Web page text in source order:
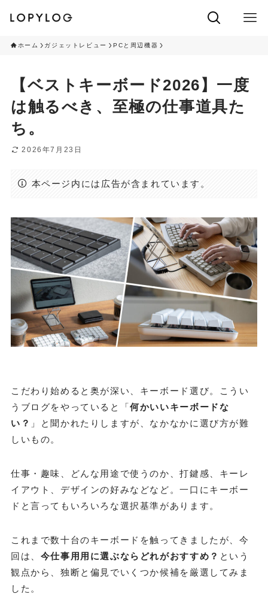
ホーム ガジェットレビュー PCと周辺機器
【ベストキーボード2026】一度
は触るべき、至極の仕事道具た
ち。
2026年7月23日
本ページ内には広告が含まれています。
こだわり始めると奥が深い、キーボード選び。こうい
うブログをやっていると「何かいいキーボードな
い？ 」と聞かれたりしますが、なかなかに選び方が難
しいもの。
仕事・趣味、どんな用途で使うのか、打鍵感、キーレ
イアウト、デザインの好みなどなど。一口にキーボー
ドと言ってもいろいろな選択基準があります。
これまで数十台のキーボードを触ってきましたが、今
回は、 今仕事用用に選ぶならどれがおすすめ？ という
観点から、独断と偏見でいくつか候補を厳選してみま
した。